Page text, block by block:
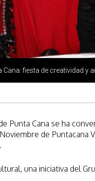
Cana: fiesta de creatividad y
Punta Cana se ha
de Puntacana
una iniciativa del